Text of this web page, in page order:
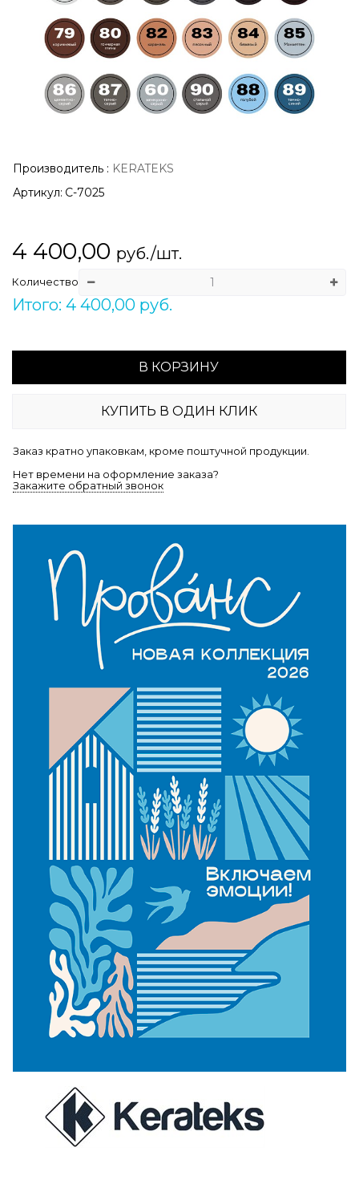
Производитель : KERATEKS
Артикул: С-7025
4 400,00 руб./шт.
Количество
Итого: 4 400,00 руб.
В КОРЗИНУ
КУПИТЬ В ОДИН КЛИК
Заказ кратно упаковкам, кроме поштучной продукции.
Нет времени на оформление заказа?
Закажите обратный звонок